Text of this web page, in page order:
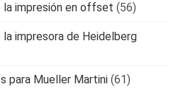
la impresión en offset (56)
la impresora de Heidelberg
para Mueller Martini (61)